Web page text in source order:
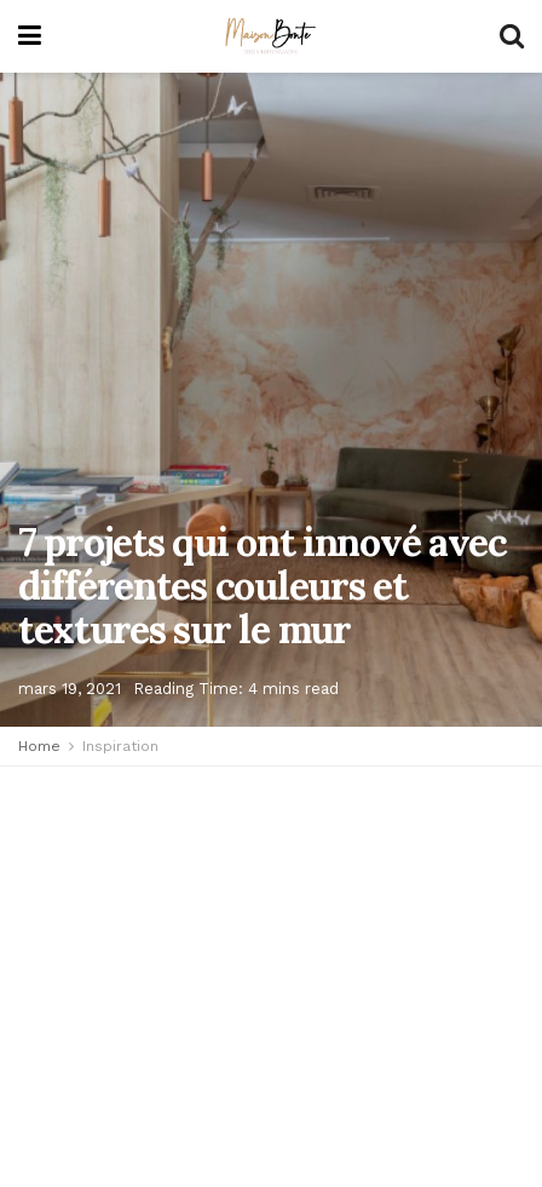
7 projets qui ont innové avec
différentes couleurs et
textures sur le mur
mars 19, 2021 Reading Time: 4 mins read
Home Inspiration